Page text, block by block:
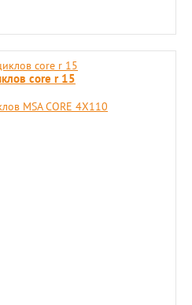
core r 15
MSA CORE 4X110